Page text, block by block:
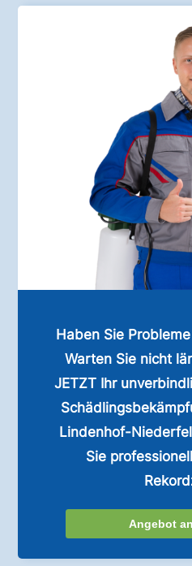
Haben Sie
Warten Sie nicht
JETZT Ihr
Lindenhof-
Sie
Angebot